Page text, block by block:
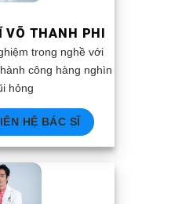
VÕ THANH PHI
trong nghề với
công hàng nghìn
hỏng
HỆ BÁC SĨ